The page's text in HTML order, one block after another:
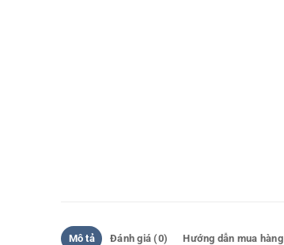
Mô tả Đánh giá (0) Hướng dẫn mua hàng